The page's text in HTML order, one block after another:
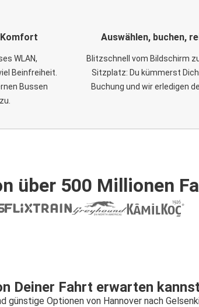
WLAN,
Beinfreiheit.
Bussen
Auswählen, buchen,
Blitzschnell vom Bildschirm
Sitzplatz: Du kümmerst
Buchung und wir erledigen
über 500 Millionen
Deiner Fahrt erwarten kannst
günstige Optionen von Hannover nach